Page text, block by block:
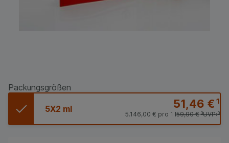
Packungsgrößen
5X2 ml 51,46 €¹
UVP:³
59,90 €³
5.146,00 € pro 1 l